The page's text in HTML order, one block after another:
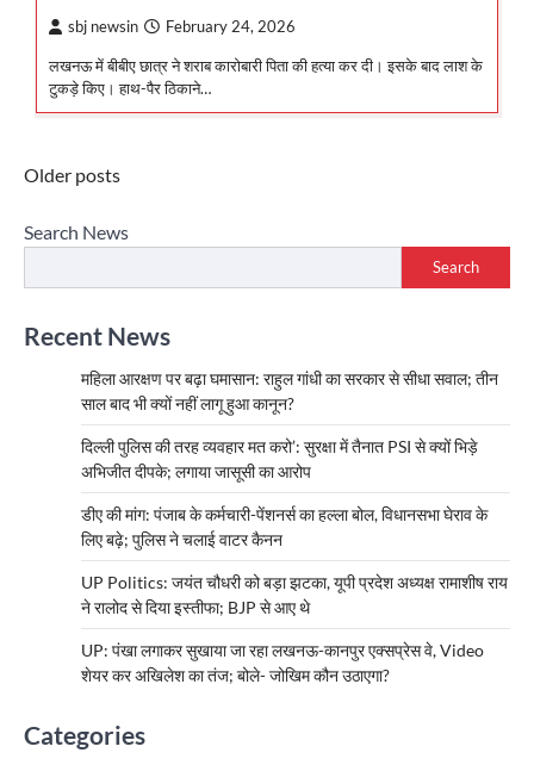
sbj newsin February 24, 2026
लखनऊ में बीबीए छात्र ने शराब कारोबारी पिता की हत्या कर दी। इसके बाद लाश के
टुकड़े किए। हाथ-पैर ठिकाने…
Posts
Older posts
Search News
Search
Recent News
महिला आरक्षण पर बढ़ा घमासान: राहुल गांधी का सरकार से सीधा सवाल; तीन
साल बाद भी क्यों नहीं लागू हुआ कानून?
दिल्ली पुलिस की तरह व्यवहार मत करो’: सुरक्षा में तैनात PSI से क्यों भिड़े
अभिजीत दीपके; लगाया जासूसी का आरोप
डीए की मांग: पंजाब के कर्मचारी-पेंशनर्स का हल्ला बोल, विधानसभा घेराव के
लिए बढ़े; पुलिस ने चलाई वाटर कैनन
UP Politics: जयंत चौधरी को बड़ा झटका, यूपी प्रदेश अध्यक्ष रामाशीष राय
ने रालोद से दिया इस्तीफा; BJP से आए थे
UP: पंखा लगाकर सुखाया जा रहा लखनऊ-कानपुर एक्सप्रेस वे, Video
शेयर कर अखिलेश का तंज; बोले- जोखिम कौन उठाएगा?
Categories